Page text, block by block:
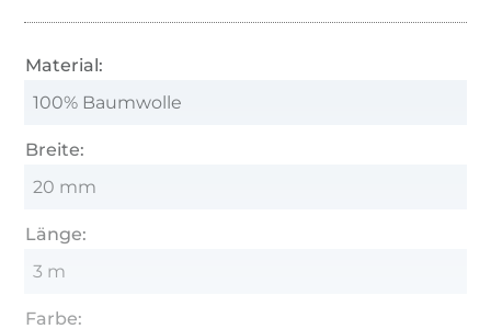
Material:
100% Baumwolle
Breite:
20 mm
Länge:
3 m
Farbe: